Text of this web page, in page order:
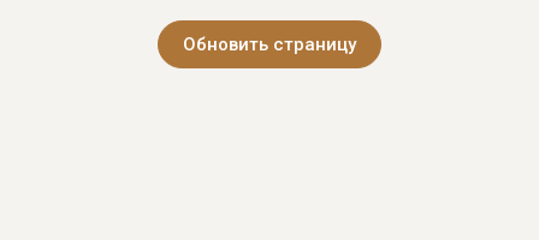
Обновить страницу